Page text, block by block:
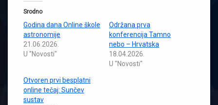
Srodno
Godina dana Online škole
astronomije
21.06.2026.
U "Novosti"
Održana prva
konferencija Tamno
nebo – Hrvatska
18.04.2026.
U "Novosti"
Otvoren prvi besplatni
online tečaj: Sunčev
sustav